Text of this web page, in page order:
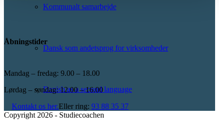
Kommunalt samarbejde
Dansk som andetsprog for virksomheder
Danish as a second language
Åbningstider
Mandag – fredag: 9.00 – 18.00
Lørdag – søndag: 12.00 – 16.00
Kontakt os her.Eller ring: 93 88 35 37
Copyright 2026 - Studiecoachen